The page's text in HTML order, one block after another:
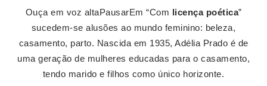
Ouça em voz altaPausarEm “Com licença poética”
sucedem-se alusões ao mundo feminino: beleza,
casamento, parto. Nascida em 1935, Adélia Prado é de
uma geração de mulheres educadas para o casamento,
tendo marido e filhos como único horizonte.